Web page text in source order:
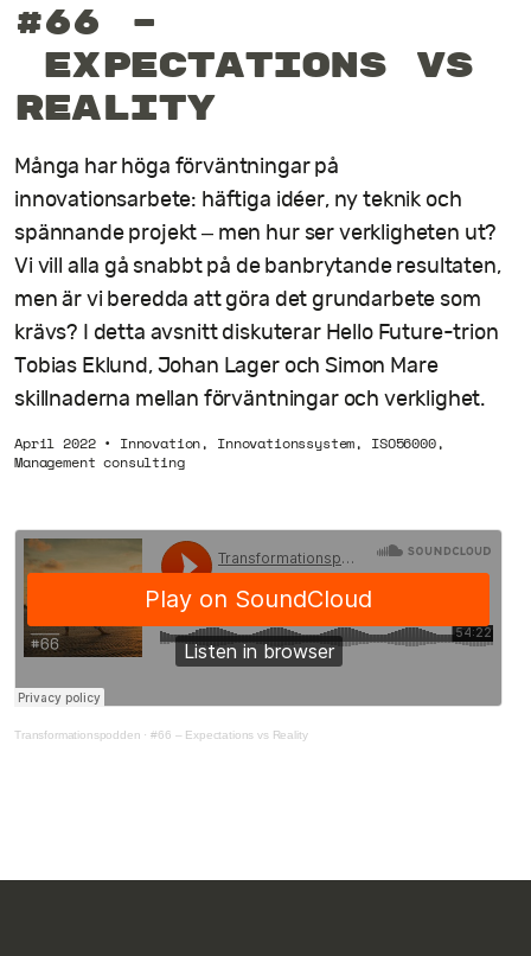
#66 –
Expectations vs
Reality
Många har höga förväntningar på
innovationsarbete: häftiga idéer, ny teknik och
spännande projekt – men hur ser verkligheten ut?
Vi vill alla gå snabbt på de banbrytande resultaten,
men är vi beredda att göra det grundarbete som
krävs? I detta avsnitt diskuterar Hello Future-trion
Tobias Eklund, Johan Lager och Simon Mare
skillnaderna mellan förväntningar och verklighet.
April 2022• Innovation, Innovationssystem, ISO56000,
Management consulting
Transformationspodden ·#66 – Expectations vs Reality